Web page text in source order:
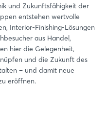
und Zukunftsfähigkeit der
entstehen wertvolle
Interior-Finishing-Lösungen
aus Handel,
hier die Gelegenheit,
und die Zukunft des
– und damit neue
eröffnen.